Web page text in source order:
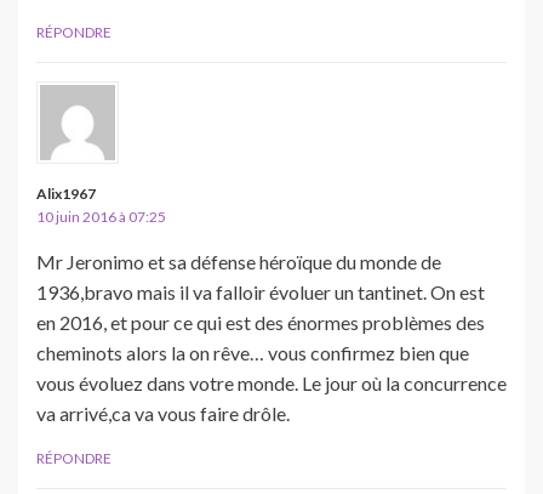
RÉPONDRE
Alix1967
10 juin 2016 à 07:25
Mr Jeronimo et sa défense héroïque du monde de
1936,bravo mais il va falloir évoluer un tantinet. On est
en 2016, et pour ce qui est des énormes problèmes des
cheminots alors la on rêve… vous confirmez bien que
vous évoluez dans votre monde. Le jour où la concurrence
va arrivé,ca va vous faire drôle.
RÉPONDRE